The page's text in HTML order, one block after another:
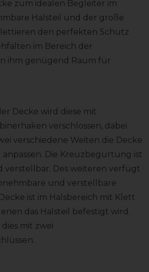
zum idealen Begleiter im
Halsteil und der große
den perfekten Schutz
im Bereich der
ihm genügend Raum für
Decke wird diese mit
verschlossen, dabei
verschiedene Weiten die Decke
anpassen. Die Kreuzbegurtung ist
verstellbar. Des weiteren verfügt
und verstellbare
ist im Halsbereich mit Klett
das Halsteil befestigt wird.
mit zwei